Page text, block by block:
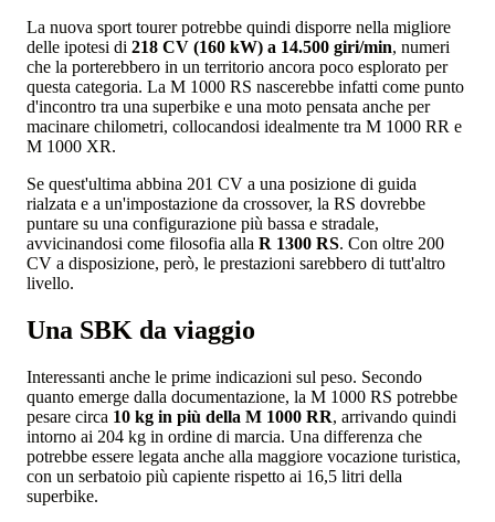
La nuova sport tourer potrebbe quindi disporre nella migliore
delle ipotesi di 218 CV (160 kW) a 14.500 giri/min, numeri
che la porterebbero in un territorio ancora poco esplorato per
questa categoria. La M 1000 RS nascerebbe infatti come punto
d'incontro tra una superbike e una moto pensata anche per
macinare chilometri, collocandosi idealmente tra M 1000 RR e
M 1000 XR.
Se quest'ultima abbina 201 CV a una posizione di guida
rialzata e a un'impostazione da crossover, la RS dovrebbe
puntare su una configurazione più bassa e stradale,
avvicinandosi come filosofia alla R 1300 RS. Con oltre 200
CV a disposizione, però, le prestazioni sarebbero di tutt'altro
livello.
Una SBK da viaggio
Interessanti anche le prime indicazioni sul peso. Secondo
quanto emerge dalla documentazione, la M 1000 RS potrebbe
pesare circa 10 kg in più della M 1000 RR, arrivando quindi
intorno ai 204 kg in ordine di marcia. Una differenza che
potrebbe essere legata anche alla maggiore vocazione turistica,
con un serbatoio più capiente rispetto ai 16,5 litri della
superbike.